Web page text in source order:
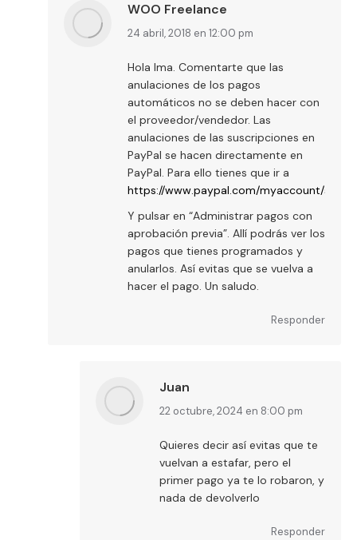
WOO Freelance
dice:
24 abril, 2018 en 12:00 pm
Hola Ima. Comentarte que las
anulaciones de los pagos
automáticos no se deben hacer con
el proveedor/vendedor. Las
anulaciones de las suscripciones en
PayPal se hacen directamente en
PayPal. Para ello tienes que ir a
https://www.paypal.com/myaccount/
Y pulsar en “Administrar pagos con
aprobación previa”. Allí podrás ver los
pagos que tienes programados y
anularlos. Así evitas que se vuelva a
hacer el pago. Un saludo.
Responder
Juan
dice:
22 octubre, 2024 en 8:00 pm
Quieres decir así evitas que te
vuelvan a estafar, pero el
primer pago ya te lo robaron, y
nada de devolverlo
Responder